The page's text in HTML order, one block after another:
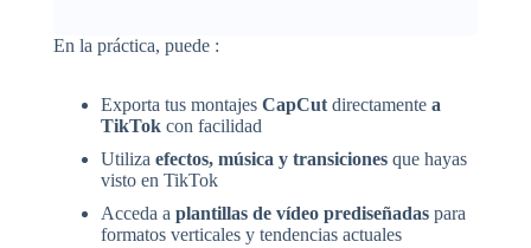
En la práctica, puede :
Exporta tus montajes CapCutdirectamente a
TikTokcon facilidad
Utiliza efectos, música y transicionesque hayas
visto en TikTok
Acceda a plantillas de vídeo prediseñadaspara
formatos verticales y tendencias actuales